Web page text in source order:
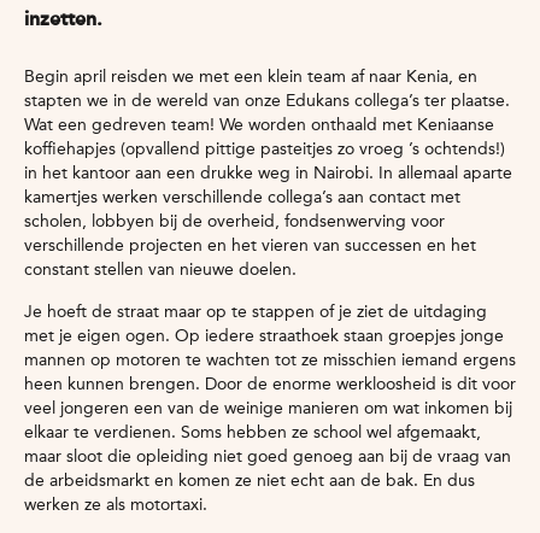
inzetten.
Begin april reisden we met een klein team af naar Kenia, en
stapten we in de wereld van onze Edukans collega’s ter plaatse.
Wat een gedreven team! We worden onthaald met Keniaanse
koffiehapjes (opvallend pittige pasteitjes zo vroeg ’s ochtends!)
in het kantoor aan een drukke weg in Nairobi. In allemaal aparte
kamertjes werken verschillende collega’s aan contact met
scholen, lobbyen bij de overheid, fondsenwerving voor
verschillende projecten en het vieren van successen en het
constant stellen van nieuwe doelen.
Je hoeft de straat maar op te stappen of je ziet de uitdaging
met je eigen ogen. Op iedere straathoek staan groepjes jonge
mannen op motoren te wachten tot ze misschien iemand ergens
heen kunnen brengen. Door de enorme werkloosheid is dit voor
veel jongeren een van de weinige manieren om wat inkomen bij
elkaar te verdienen. Soms hebben ze school wel afgemaakt,
maar sloot die opleiding niet goed genoeg aan bij de vraag van
de arbeidsmarkt en komen ze niet echt aan de bak. En dus
werken ze als motortaxi.